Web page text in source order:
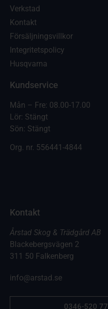
Verkstad
Kontakt
Försäljningsvillkor
Integritetspolicy
Husqvarna
Kundservice
Mån – Fre: 08.00-17.00
Lör: Stängt
Sön: Stängt
Org. nr. 556441-4844
Kontakt
Årstad Skog & Trädgård AB
Blackebergsvägen 2
311 50 Falkenberg
info@arstad.se
0346-520 77